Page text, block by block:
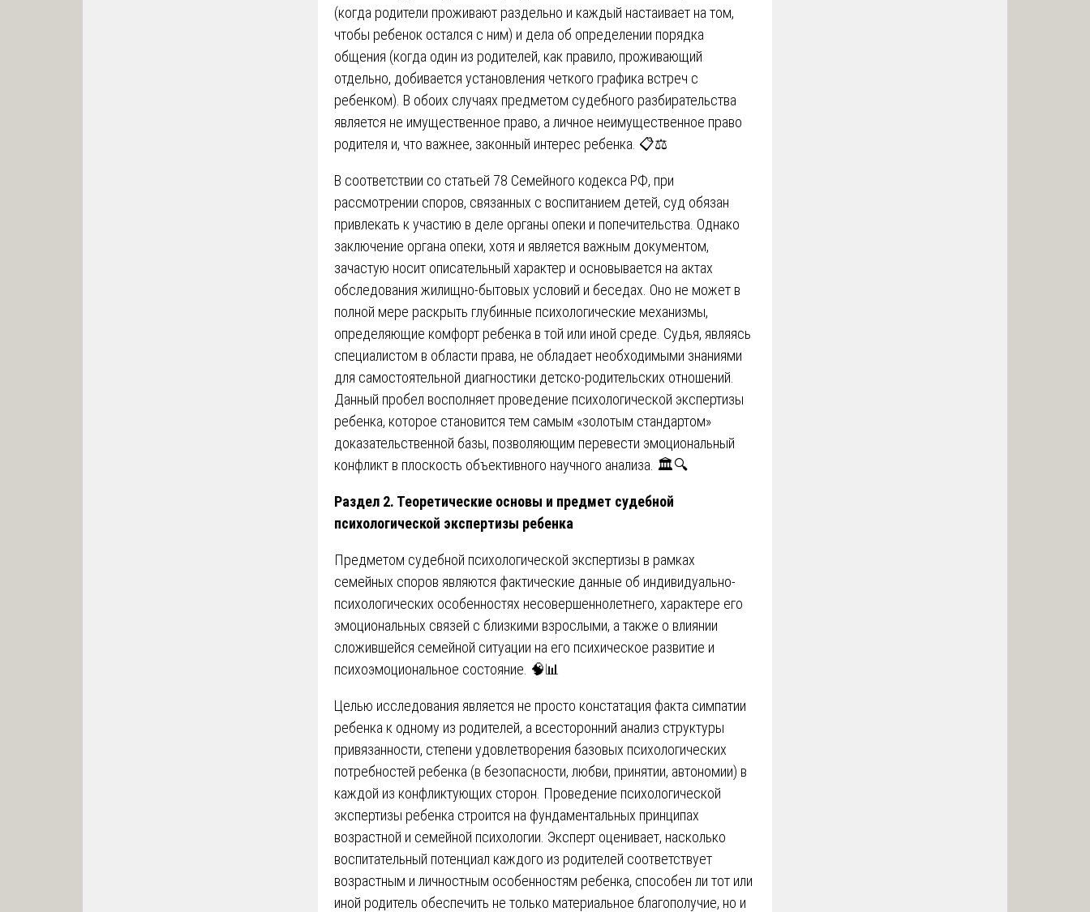
(когда родители проживают раздельно и каждый настаивает на том,
чтобы ребенок остался с ним) и дела об определении порядка
общения (когда один из родителей, как правило, проживающий
отдельно, добивается установления четкого графика встреч с
ребенком). В обоих случаях предметом судебного разбирательства
является не имущественное право, а личное неимущественное право
родителя и, что важнее, законный интерес ребенка. 📋⚖️
В соответствии со статьей 78 Семейного кодекса РФ, при
рассмотрении споров, связанных с воспитанием детей, суд обязан
привлекать к участию в деле органы опеки и попечительства. Однако
заключение органа опеки, хотя и является важным документом,
зачастую носит описательный характер и основывается на актах
обследования жилищно-бытовых условий и беседах. Оно не может в
полной мере раскрыть глубинные психологические механизмы,
определяющие комфорт ребенка в той или иной среде. Судья, являясь
специалистом в области права, не обладает необходимыми знаниями
для самостоятельной диагностики детско-родительских отношений.
Данный пробел восполняет проведение психологической экспертизы
ребенка, которое становится тем самым «золотым стандартом»
доказательственной базы, позволяющим перевести эмоциональный
конфликт в плоскость объективного научного анализа. 🏛️🔍
Раздел 2. Теоретические основы и предмет судебной
психологической экспертизы ребенка
Предметом судебной психологической экспертизы в рамках
семейных споров являются фактические данные об индивидуально-
психологических особенностях несовершеннолетнего, характере его
эмоциональных связей с близкими взрослыми, а также о влиянии
сложившейся семейной ситуации на его психическое развитие и
психоэмоциональное состояние. 🧠📊
Целью исследования является не просто констатация факта симпатии
ребенка к одному из родителей, а всесторонний анализ структуры
привязанности, степени удовлетворения базовых психологических
потребностей ребенка (в безопасности, любви, принятии, автономии) в
каждой из конфликтующих сторон. Проведение психологической
экспертизы ребенка строится на фундаментальных принципах
возрастной и семейной психологии. Эксперт оценивает, насколько
воспитательный потенциал каждого из родителей соответствует
возрастным и личностным особенностям ребенка, способен ли тот или
иной родитель обеспечить не только материальное благополучие, но и